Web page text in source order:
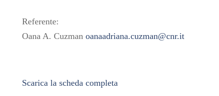
Referente:
Oana A. Cuzman oanaadriana.cuzman@cnr.it
Scarica la scheda completa